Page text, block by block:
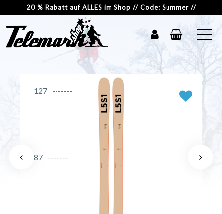
20 % Rabatt auf ALLES im Shop // Code: Summer //
127
87